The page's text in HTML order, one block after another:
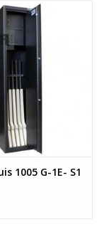
- 175x38 cm
voor 6 geweren
93 kilo
AAN WINKELWAGEN
1005 G-1E- S1